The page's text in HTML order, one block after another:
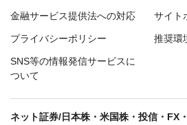
金融サービス提供法への対応 サイト
プライバシーポリシー 推奨環
SNS等の情報発信サービスに
ついて
ネット証券/日本株・米国株・投信・FX